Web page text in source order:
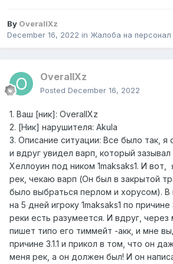
By OverallXz
December 16, 2022 in Жалоба на персонал
OverallXz
Posted December 16, 2022
1. Ваш [ник]: OverallXz
2. [Ник] нарушителя: Akula
3. Описание ситуации: Все было так, я
и вдруг увидел варп, который
Хеллоуин под ником 1maksaks1. И вот,
рек, чекаю варп (Он был в закрытой
было выбраться перлом и хорусом). В
на 5 дней игроку 1maksaks1 по причине
реки есть разумеется. И вдруг, через
пишет типо его тиммейт -акк, и мне
причине 3.1.1 и прикол в том, что он
меня рек, а он должен был! И он